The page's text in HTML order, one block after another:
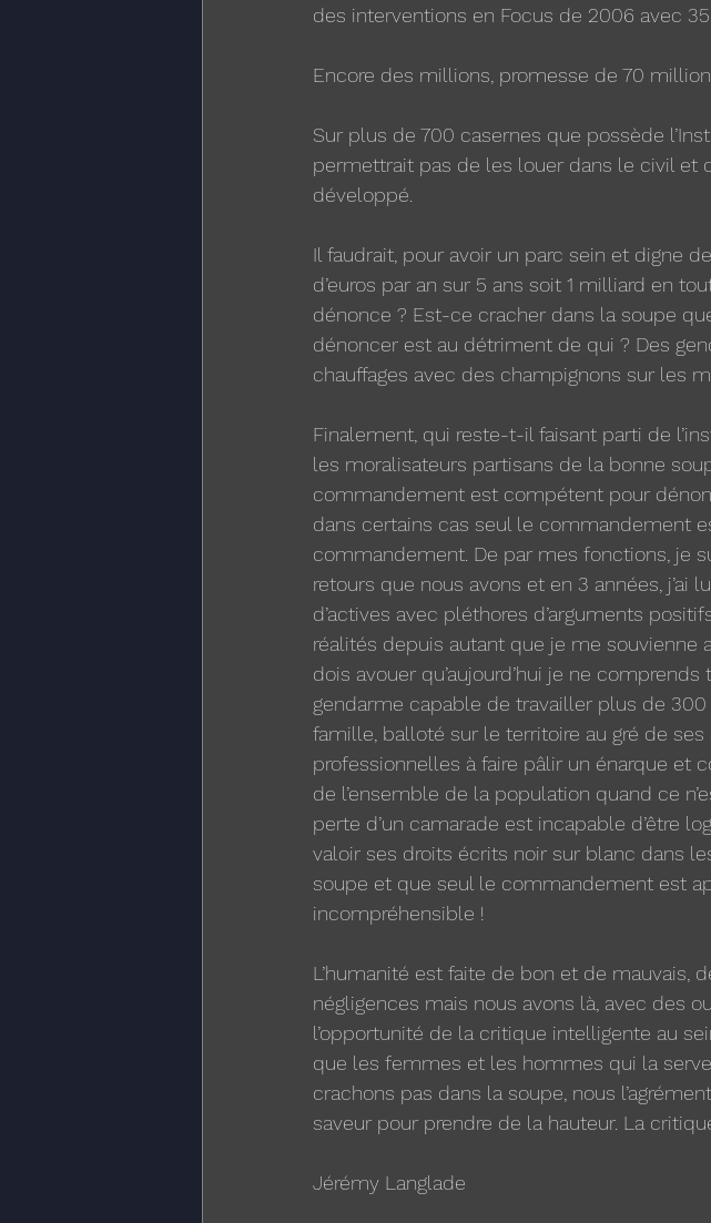
des interventions en Focus de 2006 avec
Encore des millions, promesse de 70
Sur plus de 700 casernes que possède
permettrait pas de les louer dans le civil et
développé.
Il faudrait, pour avoir un parc sein et digne
d’euros par an sur 5 ans soit 1 milliard en
dénonce ? Est-ce cracher dans la soupe
dénoncer est au détriment de qui ? Des
chauffages avec des champignons sur les
Finalement, qui reste-t-il faisant parti de
les moralisateurs partisans de la bonne
commandement est compétent pour
dans certains cas seul le commandement
commandement. De par mes fonctions, je
retours que nous avons et en 3 années, j’ai
d’actives avec pléthores d’arguments
réalités depuis autant que je me souvienne
dois avouer qu’aujourd’hui je ne
gendarme capable de travailler plus de
famille, balloté sur le territoire au gré de
professionnelles à faire pâlir un énarque et
de l’ensemble de la population quand ce
perte d’un camarade est incapable d’être
valoir ses droits écrits noir sur blanc dans
soupe et que seul le commandement est
incompréhensible !
L’humanité est faite de bon et de mauvais,
négligences mais nous avons là, avec des
l’opportunité de la critique intelligente au
que les femmes et les hommes qui la
crachons pas dans la soupe, nous
saveur pour prendre de la hauteur. La
Jérémy Langlade